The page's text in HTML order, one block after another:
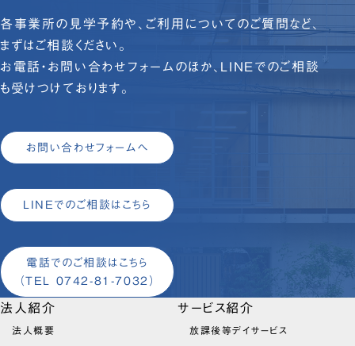
各事業所の見学予約や、ご利用についてのご質問など、
まずはご相談ください。
お電話・お問い合わせフォームのほか、LINEでのご相談
も受けつけております。
お問い合わせフォームへ
LINEでのご相談はこちら
電話でのご相談はこちら
（TEL 0742-81-7032）
法人紹介
法人概要
サービス紹介
放課後等デイサービス